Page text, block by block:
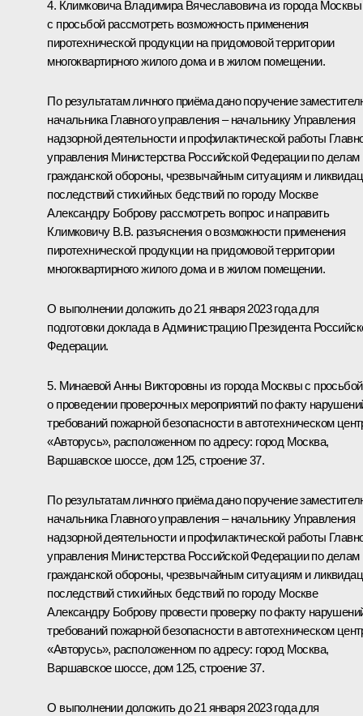
4. Климковича Владимира Вячеславовича из города Москвы
с просьбой рассмотреть возможность применения
пиротехнической продукции на придомовой территории
многоквартирного жилого дома и в жилом помещении.
По результатам личного приёма дано поручение
начальника Главного управления – начальнику Управления
надзорной деятельности и профилактической работы
управления Министерства Российской Федерации по делам
гражданской обороны, чрезвычайным ситуациям и
последствий стихийных бедствий по городу Москве
Александру Боброву рассмотреть вопрос и направить
Климковичу В.В. разъяснения о возможности применения
пиротехнической продукции на придомовой территории
многоквартирного жилого дома и в жилом помещении.
О выполнении доложить до 21 января 2023 года для
подготовки доклада в Администрацию Президента
Федерации.
5. Минаевой Анны Викторовны из города Москвы с просьбой
о проведении проверочных мероприятий по факту
требований пожарной безопасности в автотехническом
«Авторусь», расположенном по адресу: город Москва,
Варшавское шоссе, дом 125, строение 37.
По результатам личного приёма дано поручение
начальника Главного управления – начальнику Управления
надзорной деятельности и профилактической работы
управления Министерства Российской Федерации по делам
гражданской обороны, чрезвычайным ситуациям и
последствий стихийных бедствий по городу Москве
Александру Боброву провести проверку по факту
требований пожарной безопасности в автотехническом
«Авторусь», расположенном по адресу: город Москва,
Варшавское шоссе, дом 125, строение 37.
О выполнении доложить до 21 января 2023 года для